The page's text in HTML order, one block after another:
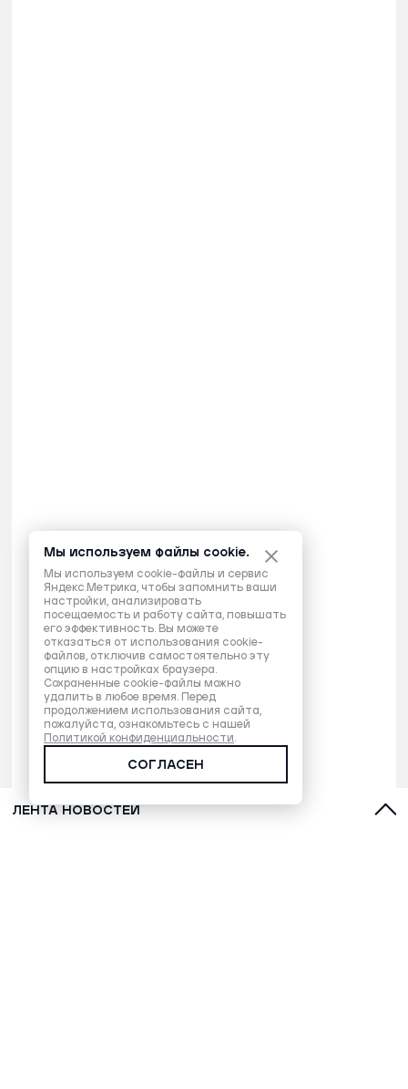
ЛЕНТА НОВОСТЕЙ
Мы используем файлы cookie.
Мы используем cookie-файлы и сервис
Яндекс.Метрика, чтобы запомнить ваши
настройки, анализировать
посещаемость и работу сайта, повышать
его эффективность. Вы можете
отказаться от использования cookie-
файлов, отключив самостоятельно эту
опцию в настройках браузера.
Сохраненные cookie-файлы можно
удалить в любое время. Перед
продолжением использования сайта,
пожалуйста, ознакомьтесь с нашей
Политикой конфиденциальности.
СОГЛАСЕН